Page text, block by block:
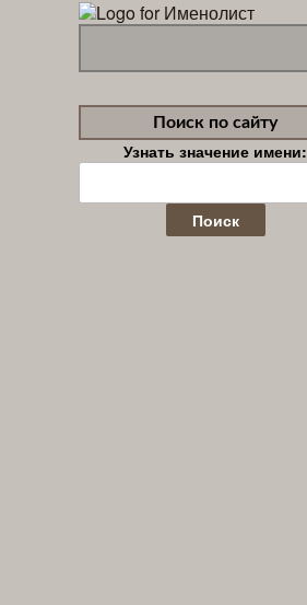
Поиск по сайту
Узнать значение имени:
Найти: